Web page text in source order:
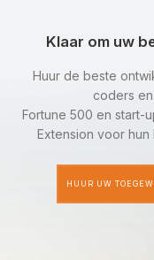
Klaar om uw
Huur de beste
coders
Fortune 500 en start-
Extension voor
HUUR UW